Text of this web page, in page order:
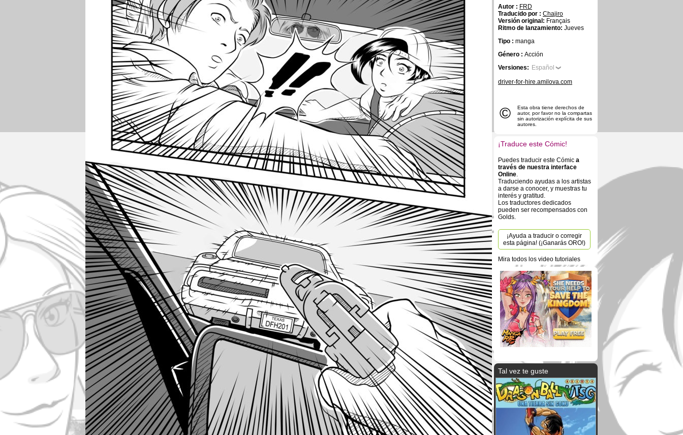
Autor : FRD
Traducido por : Chajiro
Versión original: Français
Ritmo de lanzamiento: Jueves
Tipo : manga
Género : Acción
Versiones: Español
driver-for-hire.amilova.com
©
Esta obra tiene derechos de
autor, por favor no la compartas
sin autorización explícita de sus
autores.
¡Traduce este Cómic!
Puedes traducir este Cómic a
través de nuestra interface
Online.
Traduciendo ayudas a los artistas
a darse a conocer, y muestras tu
interés y gratitud.
Los traductores dedicados
pueden ser recompensados con
Golds.
¡Ayuda a traducir o corregir
esta página! (¡Ganarás ORO!)
Mira todos los video tutoriales
Tal vez te guste